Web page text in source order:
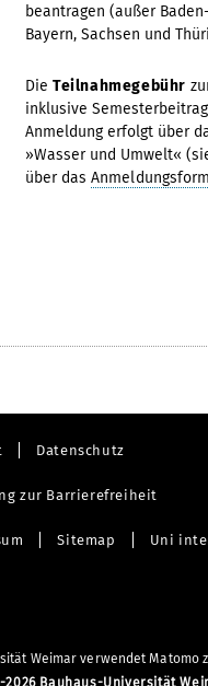
beantragen (außer
Bayern, Sachsen und
Die Teilnahmegebühr
inklusive Semesterbeitrag
Anmeldung erfolgt über
»Wasser und Umwelt«
über das
Datenschutz
zur Barrierefreiheit
Sitemap Uni
Weimar verwendet Matomo
2026 Bauhaus-Universität